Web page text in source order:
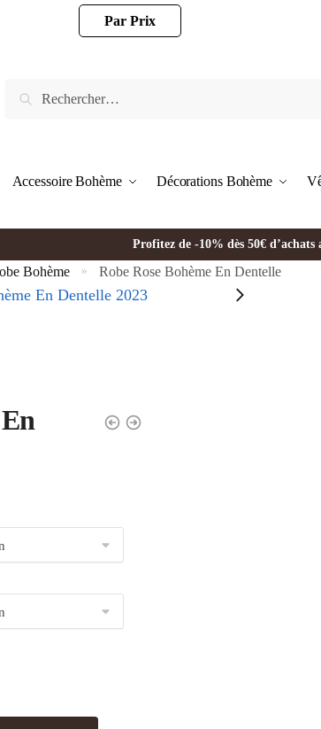
Par Prix
Accessoire Bohème Décorations Bohème
Profitez de -10% dès 50€ d’achats
Bohème » Robe Rose Bohème En Dentelle